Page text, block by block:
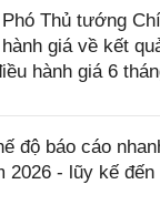
Thủ tướng
giá về kết
hành giá 6
độ báo cáo
- lũy kế đến